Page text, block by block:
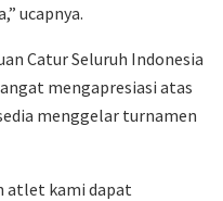
ucapnya.
Catur Seluruh Indonesia
mengapresiasi atas
menggelar turnamen
atlet kami dapat